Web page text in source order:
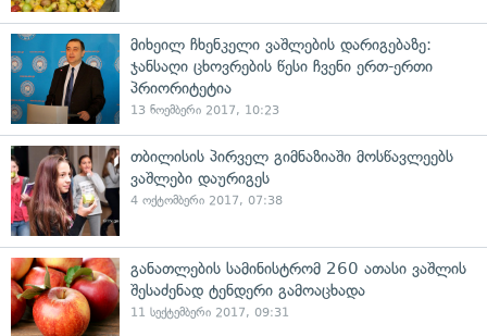
მიხეილ ჩხენკელი ვაშლების დარიგებაზე:
ჯანსაღი ცხოვრების წესი ჩვენი ერთ-ერთი
პრიორიტეტია
13 ნოემბერი 2017, 10:23
თბილისის პირველ გიმნაზიაში მოსწავლეებს
ვაშლები დაურიგეს
4 ოქტომბერი 2017, 07:38
განათლების სამინისტრომ 260 ათასი ვაშლის
შესაძენად ტენდერი გამოაცხადა
11 სექტემბერი 2017, 09:31